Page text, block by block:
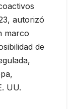
autorizó
marco
de
UU.